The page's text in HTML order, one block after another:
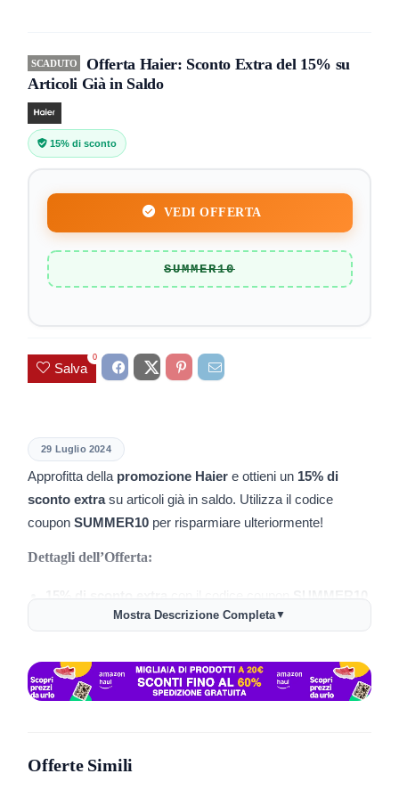
SCADUTO
Offerta Haier: Sconto Extra del 15% su
Articoli Già in Saldo
15% di sconto
VEDI OFFERTA
SUMMER10
Salva
0
29 Luglio 2024
Approfitta della promozione Haier e ottieni un 15% di
sconto extrasu articoli già in saldo. Utilizza il codice
coupon SUMMER10 per risparmiare ulteriormente!
Dettagli dell’Offerta:
15% di sconto extracon il codice couponSUMMER10
10% di scontosu 1 prodotto.
Offerta valida su articoli già in saldo.
Scopri tutte le offerte e utilizza il codice
Mostra Descrizione Completa▼
Offerte Simili